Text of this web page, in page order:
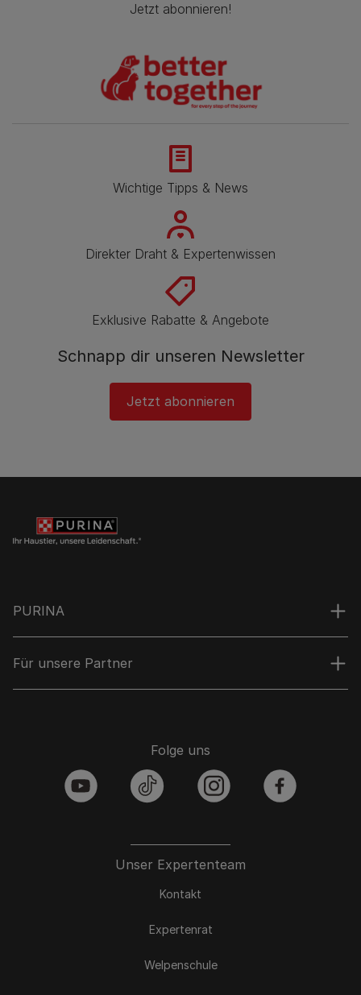
Jetzt abonnieren!
Wichtige Tipps & News
Direkter Draht & Expertenwissen
Exklusive Rabatte & Angebote
Schnapp dir unseren Newsletter
Jetzt abonnieren
PURINA
Für unsere Partner
Unser Expertenteam
Kontakt
Expertenrat
Welpenschule
Folge uns
youtube tiktok instagram facebook